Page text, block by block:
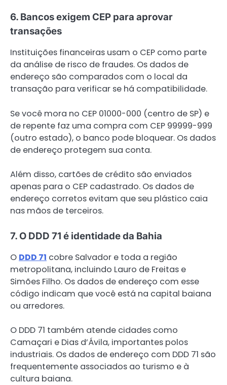
6. Bancos exigem CEP para aprovar
transações
Instituições financeiras usam o CEP como parte
da análise de risco de fraudes. Os dados de
endereço são comparados com o local da
transação para verificar se há compatibilidade.
Se você mora no CEP 01000-000 (centro de SP) e
de repente faz uma compra com CEP 99999-999
(outro estado), o banco pode bloquear. Os dados
de endereço protegem sua conta.
Além disso, cartões de crédito são enviados
apenas para o CEP cadastrado. Os dados de
endereço corretos evitam que seu plástico caia
nas mãos de terceiros.
7. O DDD 71 é identidade da Bahia
O DDD 71 cobre Salvador e toda a região
metropolitana, incluindo Lauro de Freitas e
Simões Filho. Os dados de endereço com esse
código indicam que você está na capital baiana
ou arredores.
O DDD 71 também atende cidades como
Camaçari e Dias d’Ávila, importantes polos
industriais. Os dados de endereço com DDD 71 são
frequentemente associados ao turismo e à
cultura baiana.